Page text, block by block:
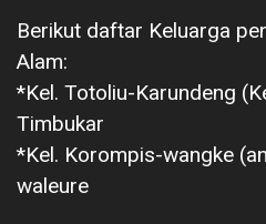
Berikut daftar Keluarga
Alam:
*Kel. Totoliu-Karundeng
Timbukar
*Kel. Korompis-wangke
waleure